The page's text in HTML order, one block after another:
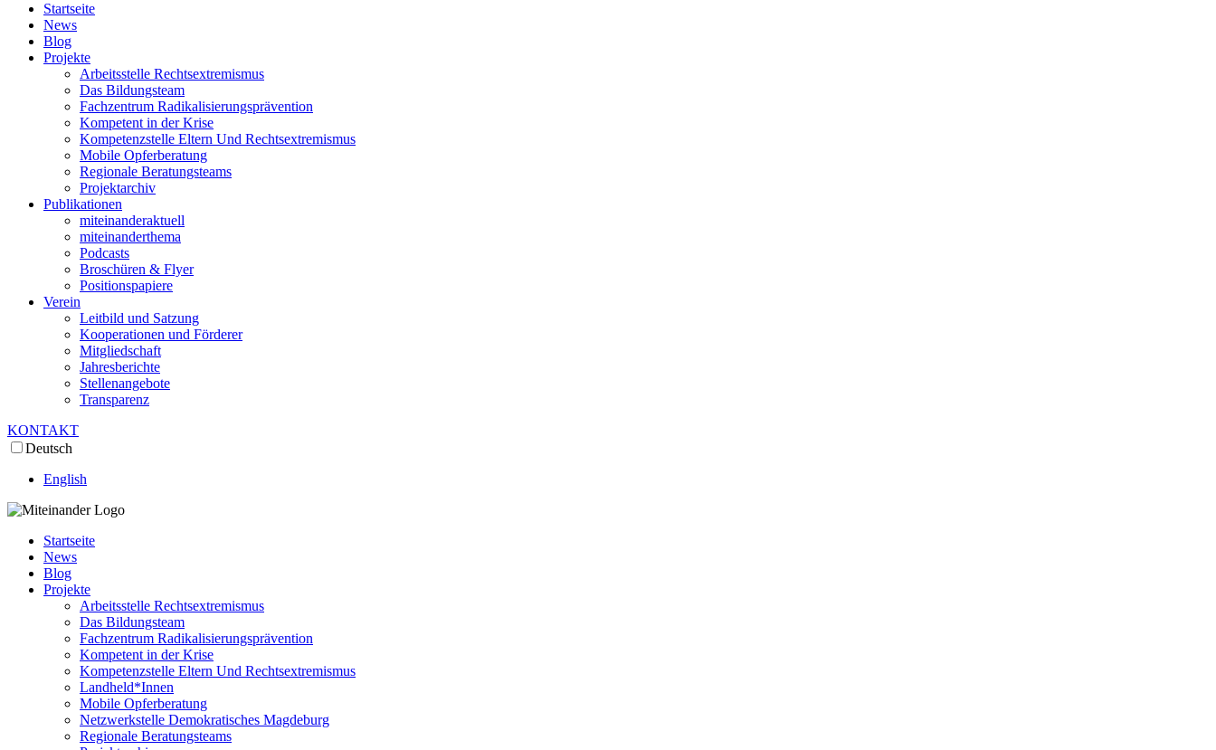
Startseite
News
Blog
Projekte
Arbeitsstelle Rechtsextremismus
Das Bildungsteam
Fachzentrum Radikalisierungsprävention
Kompetent in der Krise
Kompetenzstelle Eltern Und Rechtsextremismus
Mobile Opferberatung
Regionale Beratungsteams
Projektarchiv
Publikationen
miteinanderaktuell
miteinanderthema
Podcasts
Broschüren & Flyer
Positionspapiere
Verein
Leitbild und Satzung
Kooperationen und Förderer
Mitgliedschaft
Jahresberichte
Stellenangebote
Transparenz
KONTAKT
Deutsch
English
Startseite
News
Blog
Projekte
Arbeitsstelle Rechtsextremismus
Das Bildungsteam
Fachzentrum Radikalisierungsprävention
Kompetent in der Krise
Kompetenzstelle Eltern Und Rechtsextremismus
Landheld*Innen
Mobile Opferberatung
Netzwerkstelle Demokratisches Magdeburg
Regionale Beratungsteams